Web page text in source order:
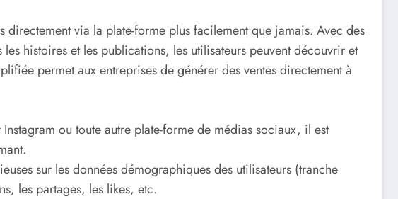
via la plate-forme plus facilement que jamais. Avec des
histoires et les publications, les utilisateurs peuvent découvrir et
permet aux entreprises de générer des ventes directement à
ou toute autre plate-forme de médias sociaux, il est
sur les données démographiques des utilisateurs (tranche
les partages, les likes, etc.